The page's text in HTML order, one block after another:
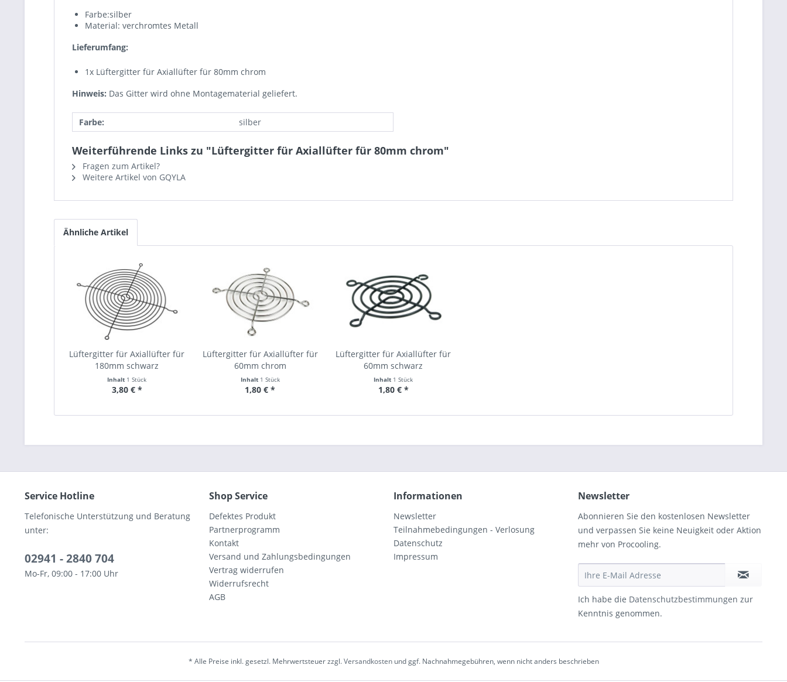
Farbe:silber
Material: verchromtes Metall
Lieferumfang:
1x Lüftergitter für Axiallüfter für 80mm chrom
Hinweis: Das Gitter wird ohne Montagematerial geliefert.
Farbe: silber
Weiterführende Links zu "Lüftergitter für Axiallüfter für 80mm chrom"
Fragen zum Artikel?
Weitere Artikel von GQYLA
Ähnliche Artikel
Lüftergitter für Axiallüfter für
180mm schwarz
Inhalt 1 Stück
3,80 € *
Lüftergitter für Axiallüfter für
60mm chrom
Inhalt 1 Stück
1,80 € *
Lüftergitter für Axiallüfter für
60mm schwarz
Inhalt 1 Stück
1,80 € *
Service Hotline
Telefonische Unterstützung und Beratung
unter:
02941 - 2840 704
Mo-Fr, 09:00 - 17:00 Uhr
Shop Service
Defektes Produkt
Partnerprogramm
Kontakt
Versand und Zahlungsbedingungen
Vertrag widerrufen
Widerrufsrecht
AGB
Informationen
Newsletter
Teilnahmebedingungen - Verlosung
Datenschutz
Impressum
Newsletter
Abonnieren Sie den kostenlosen Newsletter
und verpassen Sie keine Neuigkeit oder Aktion
mehr von Procooling.
Ich habe die Datenschutzbestimmungen zur
Kenntnis genommen.
* Alle Preise inkl. gesetzl. Mehrwertsteuer zzgl.Versandkostenund ggf. Nachnahmegebühren, wenn nicht anders beschrieben